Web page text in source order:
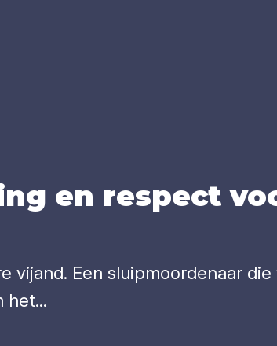
en res­pect
vijand. Een sluipmoordenaar
het...